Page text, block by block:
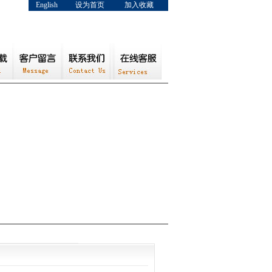
English 设为首页 加入收藏